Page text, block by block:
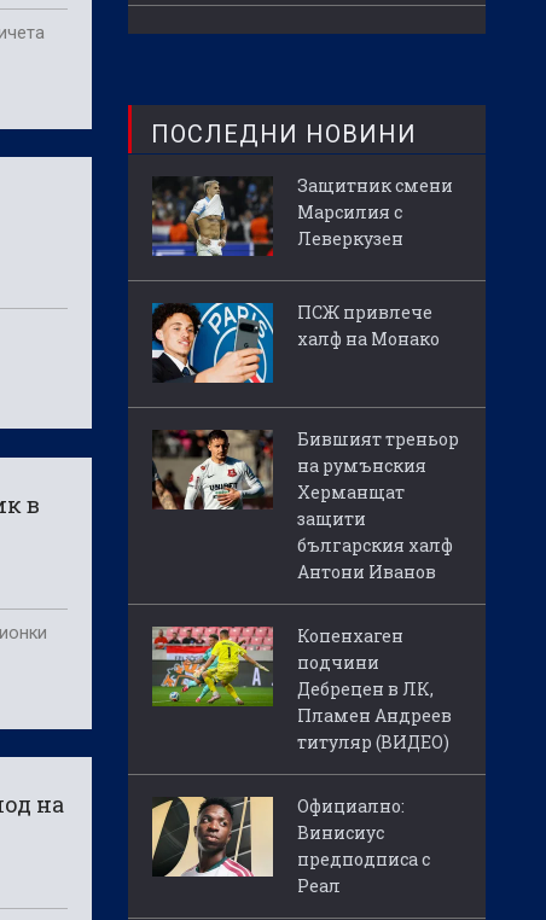
в
на
ПОСЛЕДНИ НОВИНИ
Защитник смени
Марсилия с
Леверкузен
ПСЖ привлече
халф на Монако
Бившият треньор
на румънския
Херманщат
защити
българския халф
Антони Иванов
Копенхаген
подчини
Дебрецен в ЛК,
Пламен Андреев
титуляр (ВИДЕО)
Официално:
Винисиус
предподписа с
Реал